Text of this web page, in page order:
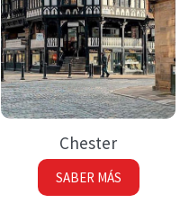
Chester
SABER MÁS